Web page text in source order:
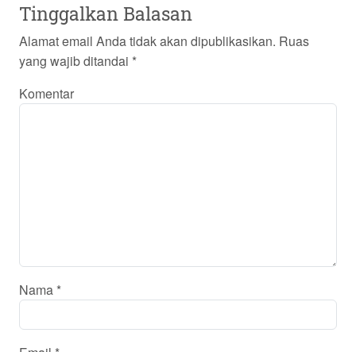
Tinggalkan Balasan
Alamat email Anda tidak akan dipublikasikan. Ruas
yang wajib ditandai *
Komentar
Nama *